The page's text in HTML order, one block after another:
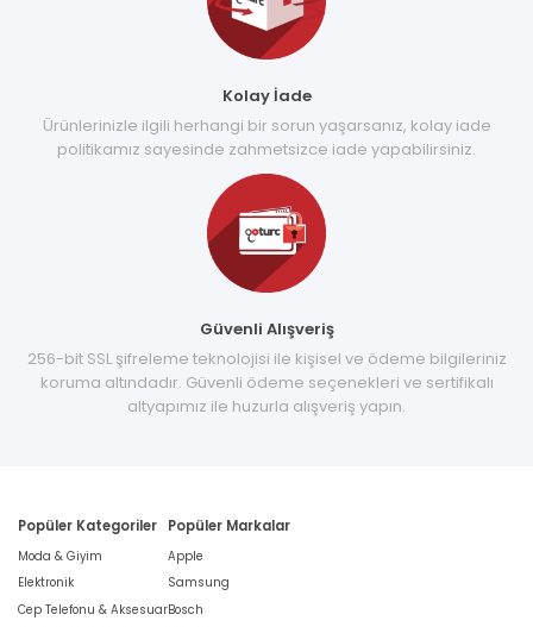
Kolay İade
Ürünlerinizle ilgili herhangi bir sorun yaşarsanız, kolay iade
politikamız sayesinde zahmetsizce iade yapabilirsiniz.
Güvenli Alışveriş
256-bit SSL şifreleme teknolojisi ile kişisel ve ödeme bilgileriniz
koruma altındadır. Güvenli ödeme seçenekleri ve sertifikalı
altyapımız ile huzurla alışveriş yapın.
Popüler Kategoriler
Moda & Giyim
Elektronik
Cep Telefonu & Aksesuar
Popüler Markalar
Apple
Samsung
Bosch